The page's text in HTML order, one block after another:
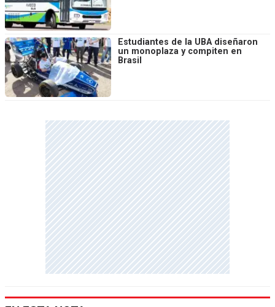
Estudiantes de la UBA diseñaron
un monoplaza y compiten en
Brasil